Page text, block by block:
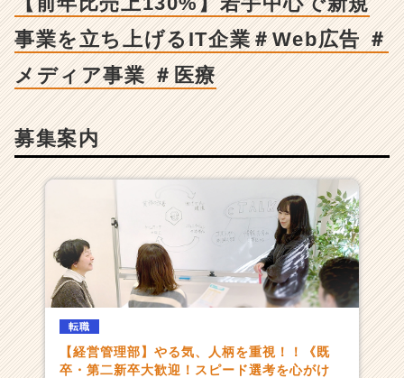
手
心
新
を
立
げ
る
I
T
企
＃
W
事業を立ち上げるIT企業＃Web広告 ＃
メディア事業 ＃医療
募集案内
転職
【経営管理部】やる気、人柄を重視！！《既
卒・第二新卒大歓迎！スピード選考を心がけ